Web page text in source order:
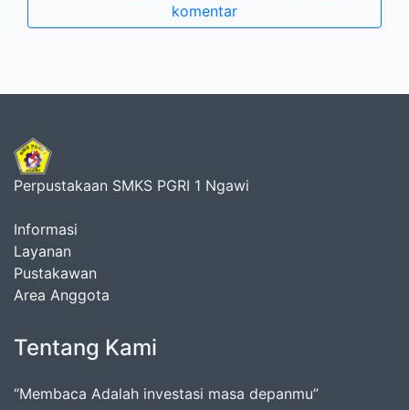
komentar
Perpustakaan SMKS PGRI 1 Ngawi
Informasi
Layanan
Pustakawan
Area Anggota
Tentang Kami
“Membaca Adalah investasi masa depanmu”